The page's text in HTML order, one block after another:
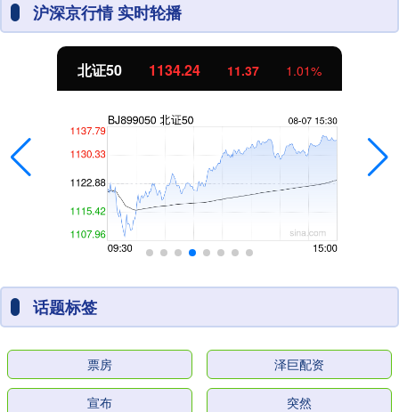
沪深京行情 实时轮播
北证50 1134.24 11.37 1.01%
话题标签
票房 泽巨配资
宣布 突然